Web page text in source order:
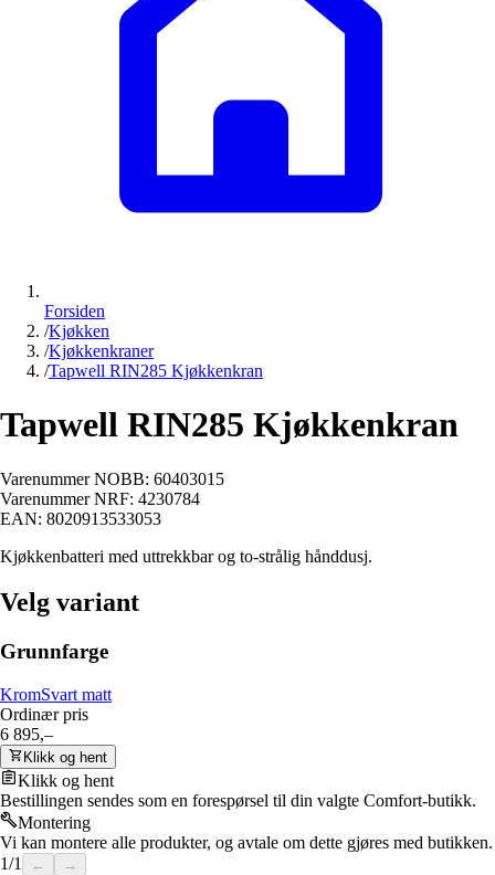
Forsiden
/Kjøkken
/Kjøkkenkraner
/Tapwell RIN285 Kjøkkenkran
Tapwell RIN285 Kjøkkenkran
Varenummer NOBB: 60403015
Varenummer NRF: 4230784
EAN: 8020913533053
Kjøkkenbatteri med uttrekkbar og to-strålig hånddusj.
Velg variant
Grunnfarge
KromSvart matt
Ordinær pris
6 895,–
Klikk og hent
Klikk og hent
Bestillingen sendes som en forespørsel til din valgte Comfort-butikk.
Montering
Vi kan montere alle produkter, og avtale om dette gjøres med butikken.
1/1 ← →